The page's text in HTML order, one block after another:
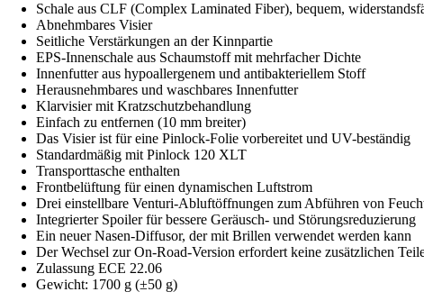
Schale aus CLF (Complex Laminated Fiber), bequem,
Abnehmbares Visier
Seitliche Verstärkungen an der Kinnpartie
EPS-Innenschale aus Schaumstoff mit mehrfacher Dichte
Innenfutter aus hypoallergenem und antibakteriellem Stoff
Herausnehmbares und waschbares Innenfutter
Klarvisier mit Kratzschutzbehandlung
Einfach zu entfernen (10 mm breiter)
Das Visier ist für eine Pinlock-Folie vorbereitet und UV-beständig
Standardmäßig mit Pinlock 120 XLT
Transporttasche enthalten
Frontbelüftung für einen dynamischen Luftstrom
Drei einstellbare Venturi-Abluftöffnungen zum Abführen von
Integrierter Spoiler für bessere Geräusch- und Störungsreduzierung
Ein neuer Nasen-Diffusor, der mit Brillen verwendet werden kann
Der Wechsel zur On-Road-Version erfordert keine zusätzlichen
Zulassung ECE 22.06
Gewicht: 1700 g (±50 g)